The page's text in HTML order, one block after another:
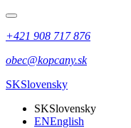
+421 908 717 876
obec@kopcany.sk
SKSlovensky
SKSlovensky
ENEnglish